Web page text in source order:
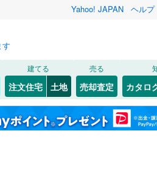
Yahoo! JAPAN ヘルプ
す
建てる
注文住宅 土地
売る
売却査定 カタロ
秋田 山形 福島
川区(26)
(35)
(9)
(11)
本線(0)
線(0)
里線(0)
（0）
地（0）
存しました
マイページから設定できます。
未定を含む、建築条件付き